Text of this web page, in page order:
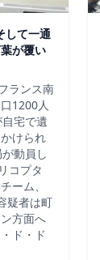
して一通
が覆い
ランス南
1200人
宅で遺
けられ
動員し
コプタ
ーム、
疑者は町
方面へ
ド・ド